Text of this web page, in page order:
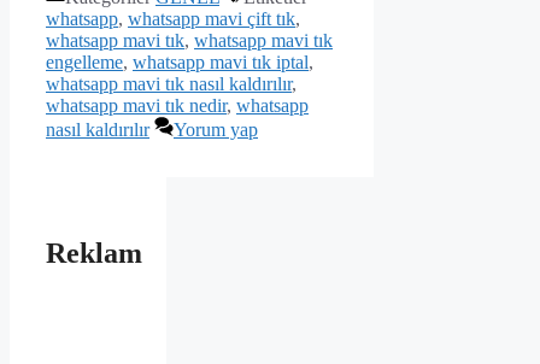
whatsapp, whatsapp mavi çift tık,
whatsapp mavi tık, whatsapp mavi tık
engelleme, whatsapp mavi tık iptal,
whatsapp mavi tık nasıl kaldırılır,
whatsapp mavi tık nedir, whatsapp
nasıl kaldırılır
Yorum yap
Reklam